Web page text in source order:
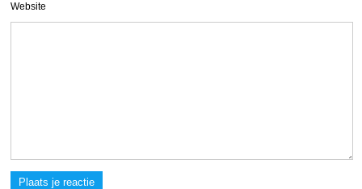
Website
Plaats je reactie